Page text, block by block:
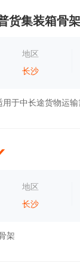
货集装箱骨架
地区
长沙
地区
长沙
架